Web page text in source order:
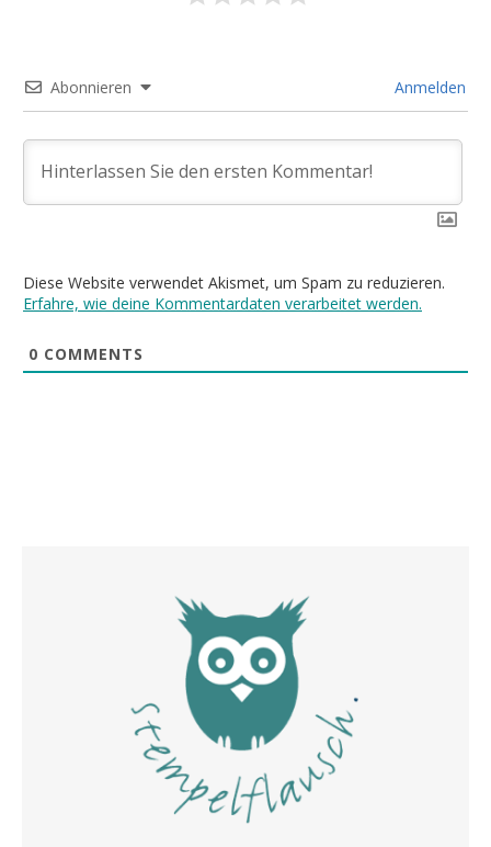
Abonnieren Anmelden
Diese Website verwendet Akismet, um Spam zu reduzieren.
Erfahre, wie deine Kommentardaten verarbeitet werden.
0 COMMENTS